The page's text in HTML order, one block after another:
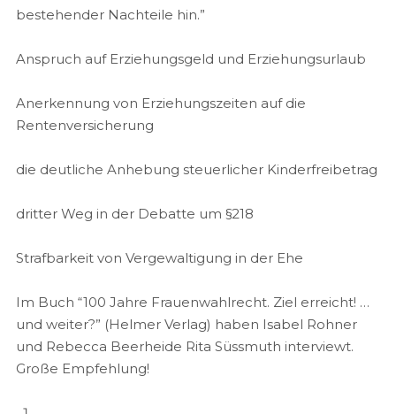
bestehender Nachteile hin.”
Anspruch auf Erziehungsgeld und Erziehungsurlaub
Anerkennung von Erziehungszeiten auf die
Rentenversicherung
die deutliche Anhebung steuerlicher Kinderfreibetrag
dritter Weg in der Debatte um §218
Strafbarkeit von Vergewaltigung in der Ehe
Im Buch “100 Jahre Frauenwahlrecht. Ziel erreicht! …
und weiter?” (Helmer Verlag) haben Isabel Rohner
und Rebecca Beerheide Rita Süssmuth interviewt.
Große Empfehlung!